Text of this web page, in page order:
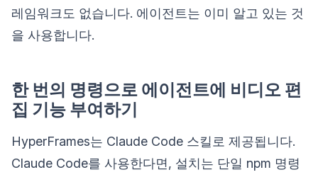
레임워크도 없습니다. 에이전트는 이미 알고 있는 것
을 사용합니다.
한 번의 명령으로 에이전트에 비디오 편
집 기능 부여하기
HyperFrames는 Claude Code 스킬로 제공됩니다.
Claude Code를 사용한다면, 설치는 단일 npm 명령